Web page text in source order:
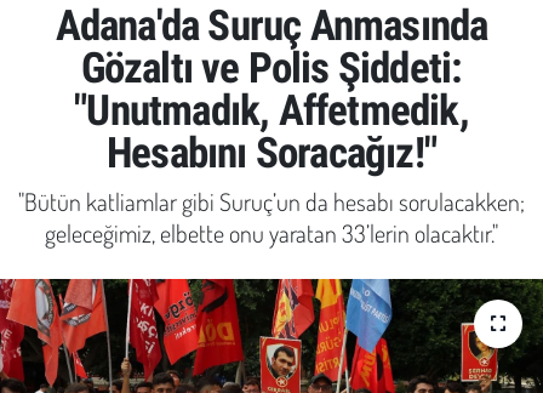
Adana'da Suruç Anmasında
Gözaltı ve Polis Şiddeti:
"Unutmadık, Affetmedik,
Hesabını Soracağız!"
"Bütün katliamlar gibi Suruç’un da hesabı sorulacakken;
geleceğimiz, elbette onu yaratan 33’lerin olacaktır."
Ekonomi
Yaşam
Yerel Haberler
Eğitim
Sağlık
Kadın
Tüm Manşetler
Son Dakika Haberleri
Haber Arşivi